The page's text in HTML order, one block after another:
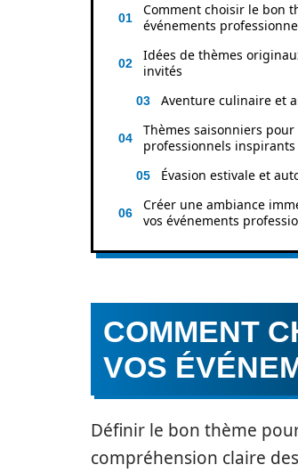
Comment choisir le bon
événements
Idées de thèmes
invités
Aventure culinaire et
Thèmes saisonniers
professionnels inspirants
Évasion estivale et
Créer une ambiance
vos événements
COMMENT
VOS
Définir le bon thème
compréhension claire